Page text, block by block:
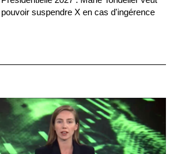
pouvoir suspendre X en cas d'ingérence